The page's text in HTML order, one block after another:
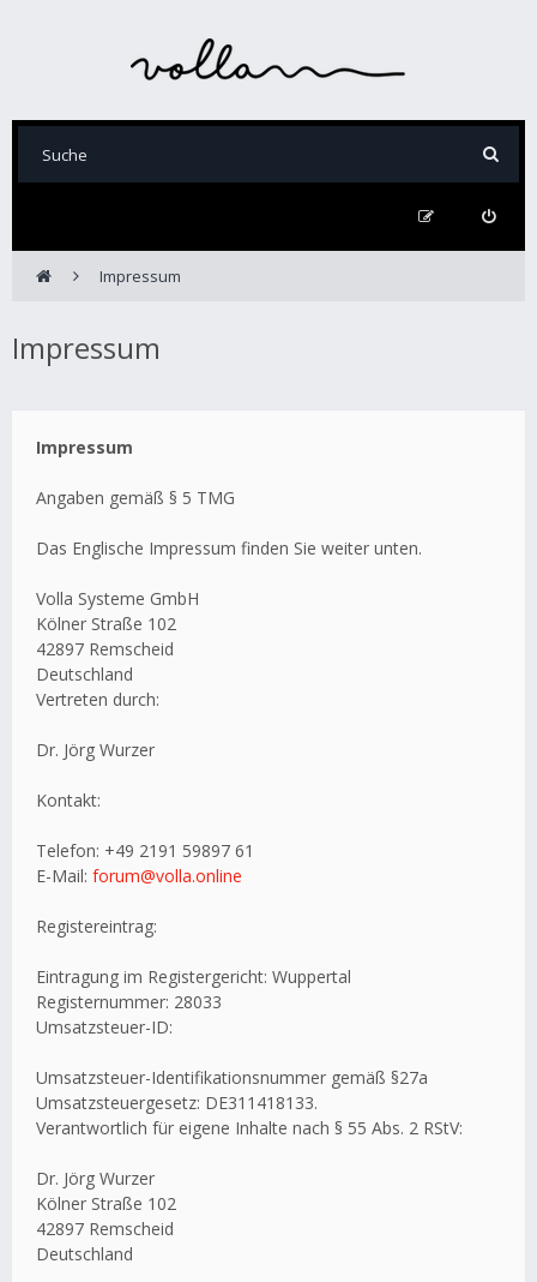
Impressum
Impressum
Impressum
Angaben gemäß § 5 TMG
Das Englische Impressum finden Sie weiter unten.
Volla Systeme GmbH
Kölner Straße 102
42897 Remscheid
Deutschland
Vertreten durch:
Dr. Jörg Wurzer
Kontakt:
Telefon: +49 2191 59897 61
E-Mail: forum@volla.online
Registereintrag:
Eintragung im Registergericht: Wuppertal
Registernummer: 28033
Umsatzsteuer-ID:
Umsatzsteuer-Identifikationsnummer gemäß §27a
Umsatzsteuergesetz: DE311418133.
Verantwortlich für eigene Inhalte nach § 55 Abs. 2 RStV:
Dr. Jörg Wurzer
Kölner Straße 102
42897 Remscheid
Deutschland